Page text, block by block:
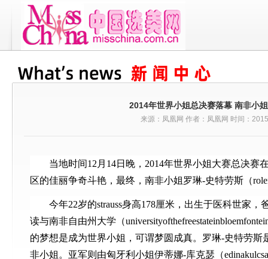
2014年世界小姐总决赛落幕 南非小
来源：凤凰网 作者：凤凰网 时间：
当地时间12月14日晚，2014年世界小姐大赛总决赛
区的佳丽争奇斗艳，最终，南非小姐罗琳-史特劳斯（
今年22岁的strauss身高178厘米，出生于医科世家
读与南非自由州大学（
的梦想是成为世界小姐，可谓梦圆成真。罗琳-史特劳斯
非小姐。亚军则由匈牙利小姐伊蒂娜-库克瑟（